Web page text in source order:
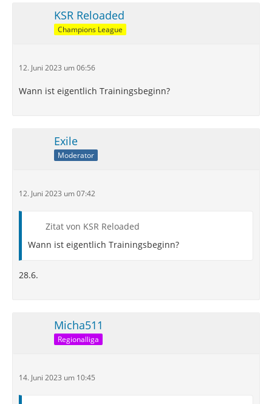
KSR Reloaded
Champions League
12. Juni 2023 um 06:56
Wann ist eigentlich Trainingsbeginn?
Exile
Moderator
12. Juni 2023 um 07:42
Zitat von KSR Reloaded
Wann ist eigentlich Trainingsbeginn?
28.6.
Micha511
Regionalliga
14. Juni 2023 um 10:45